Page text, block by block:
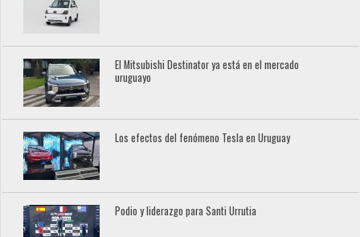
El Mitsubishi Destinator ya está en el mercado
uruguayo
Los efectos del fenómeno Tesla en Uruguay
Podio y liderazgo para Santi Urrutia